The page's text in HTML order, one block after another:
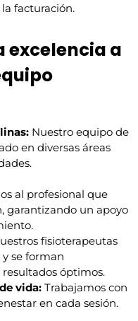
facturación.
excelencia a
Nuestro equipo de
en diversas áreas
al profesional que
garantizando un apoyo
fisioterapeutas
se forman
óptimos.
vida: Trabajamos con
en cada sesión.